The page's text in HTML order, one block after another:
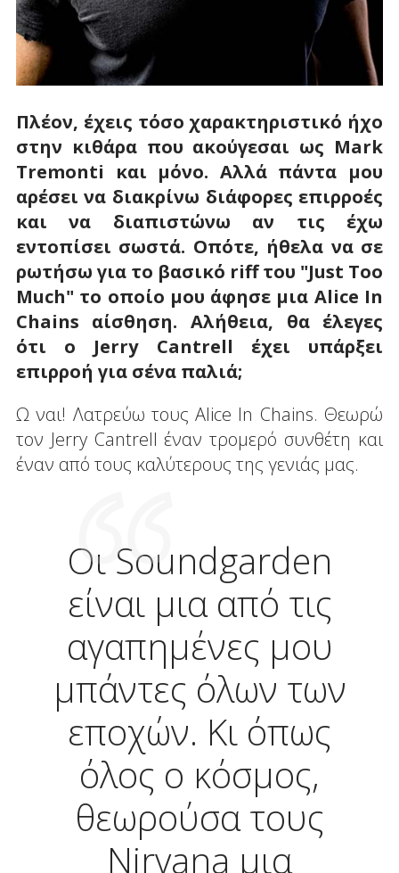
Πλέον, έχεις τόσο χαρακτηριστικό ήχο
στην κιθάρα που ακούγεσαι ως Mark
Tremonti και μόνο. Αλλά πάντα μου
αρέσει να διακρίνω διάφορες επιρροές
και να διαπιστώνω αν τις έχω
εντοπίσει σωστά. Οπότε, ήθελα να σε
ρωτήσω για το βασικό riffτου "Just Too
Much" το οποίο μου άφησε μια Alice In
Chains αίσθηση. Αλήθεια, θα έλεγες
ότι ο Jerry Cantrell έχει υπάρξει
επιρροή για σένα παλιά;
Ω ναι! Λατρεύω τους Alice In Chains. Θεωρώ
τον Jerry Cantrell έναν τρομερό συνθέτη και
έναν από τους καλύτερους της γενιάς μας.
Οι Soundgarden
είναι μια από τις
αγαπημένες μου
μπάντες όλων των
εποχών. Κι όπως
όλος ο κόσμος,
θεωρούσα τους
Nirvana μια